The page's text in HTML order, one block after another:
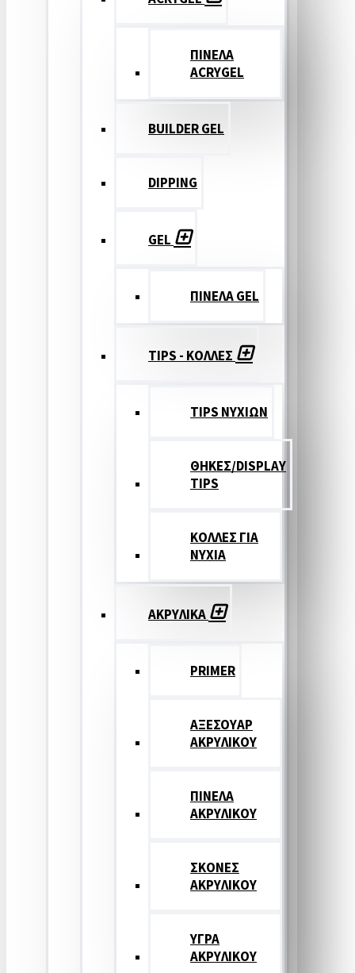
ΠΙΝΕΛΑ
ACRYGEL
BUILDER GEL
DIPPING
GEL
ΠΙΝΕΛΑ GEL
TIPS - ΚΟΛΛΕΣ
TIPS ΝΥΧΙΩΝ
ΘΗΚΕΣ/DISPLAY
TIPS
ΚΟΛΛΕΣ ΓΙΑ
ΝΥΧΙΑ
ΑΚΡΥΛΙΚΑ
PRIMER
ΑΞΕΣΟΥΑΡ
ΑΚΡΥΛΙΚΟΥ
ΠΙΝΕΛΑ
ΑΚΡΥΛΙΚΟΥ
ΣΚΟΝΕΣ
ΑΚΡΥΛΙΚΟΥ
ΥΓΡΑ
ΑΚΡΥΛΙΚΟΥ